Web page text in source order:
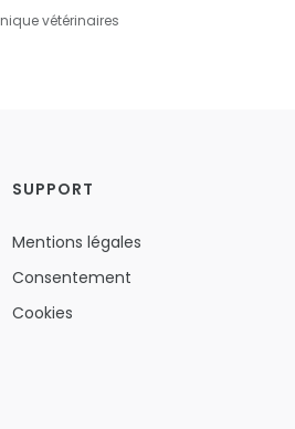
vétérinaires
SUPPORT
Mentions légales
Consentement
Cookies